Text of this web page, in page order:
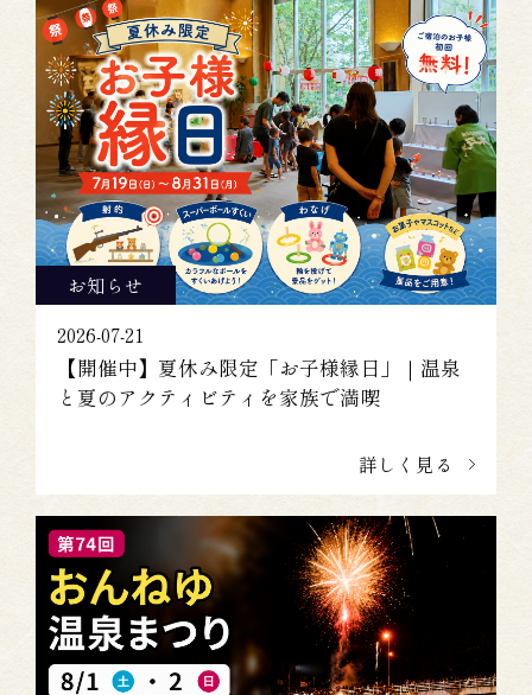
お知らせ
2026-07-21
【開催中】夏休み限定「お子様縁日」｜温泉
と夏のアクティビティを家族で満喫
詳しく見る